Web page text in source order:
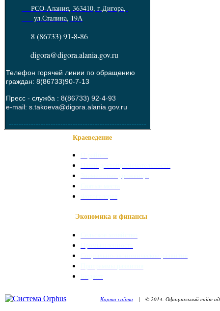
РСО-Алания, 363410, г.Дигора,
ул.Сталина, 19А
8 (86733) 91-8-86
digora@digora.alania.gov.ru
Телефон горячей линии по обращению
граждан: 8(86733)90-7-13
Пресс - служба : 8(86733) 92-4-93
e-mail: s.takoeva@digora.alania.gov.ru
--------------------------------------------------------
Краеведение
Экономика и финансы
Карта сайта | © 2014. Официальный сайт